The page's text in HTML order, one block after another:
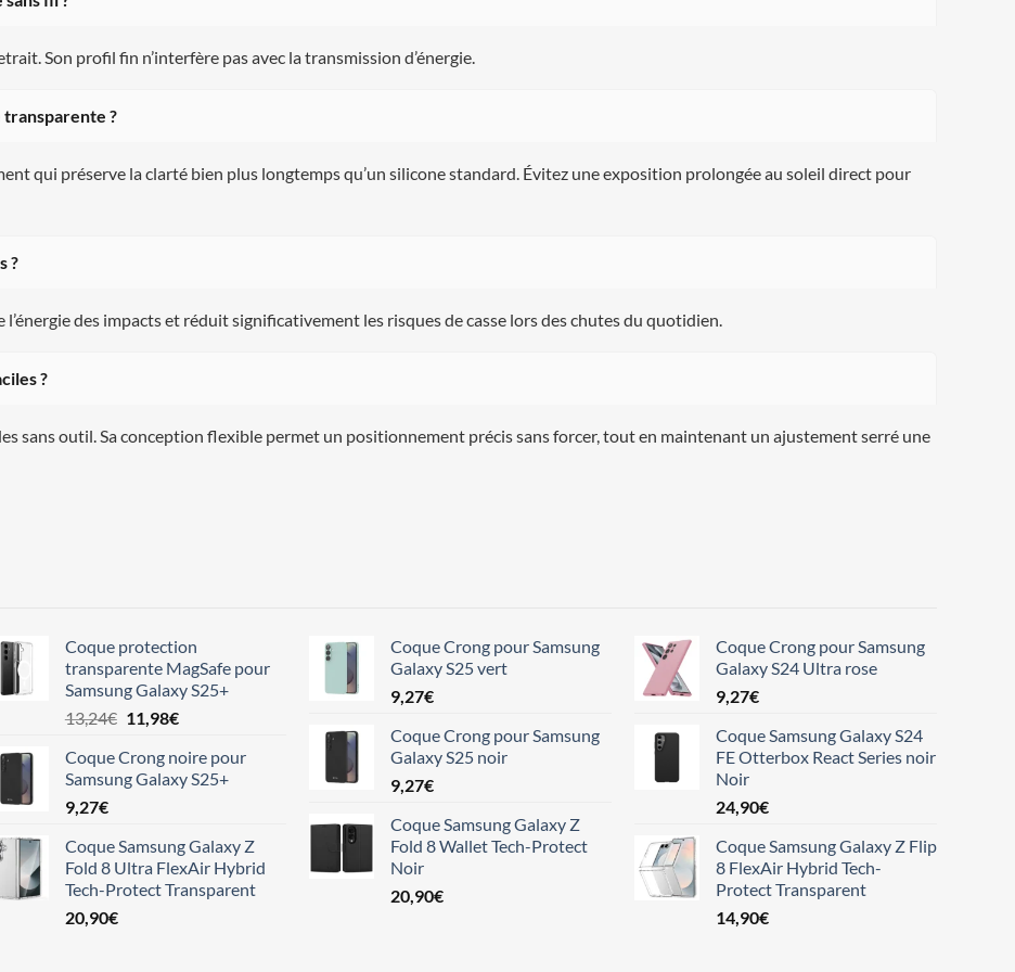
Son profil fin n’interfère pas avec la transmission d’énergie.
transparente ?
qui préserve la clarté bien plus longtemps qu’un silicone standard. Évitez une exposition prolongée au soleil direct pour
?
des impacts et réduit significativement les risques de casse lors des chutes du quotidien.
?
sans outil. Sa conception flexible permet un positionnement précis sans forcer, tout en maintenant un ajustement serré une
Coque protection
transparente MagSafe pour
Samsung Galaxy S25+
13,24€ Le
initial
était :
11,98€Le
actuel
est :
Coque Crong noire pour
Samsung Galaxy S25+
9,27€
Coque Samsung Galaxy Z
Fold 8 Ultra FlexAir Hybrid
Tech-Protect Transparent
20,90€
Coque Crong pour Samsung
Galaxy S25 vert
9,27€
Coque Crong pour Samsung
Galaxy S25 noir
9,27€
Coque Samsung Galaxy Z
Fold 8 Wallet Tech-Protect
Noir
20,90€
Coque Crong pour Samsung
Galaxy S24 Ultra rose
9,27€
Coque Samsung Galaxy S24
FE Otterbox React Series noir
Noir
24,90€
Coque Samsung Galaxy Z Flip
8 FlexAir Hybrid Tech-
Protect Transparent
14,90€